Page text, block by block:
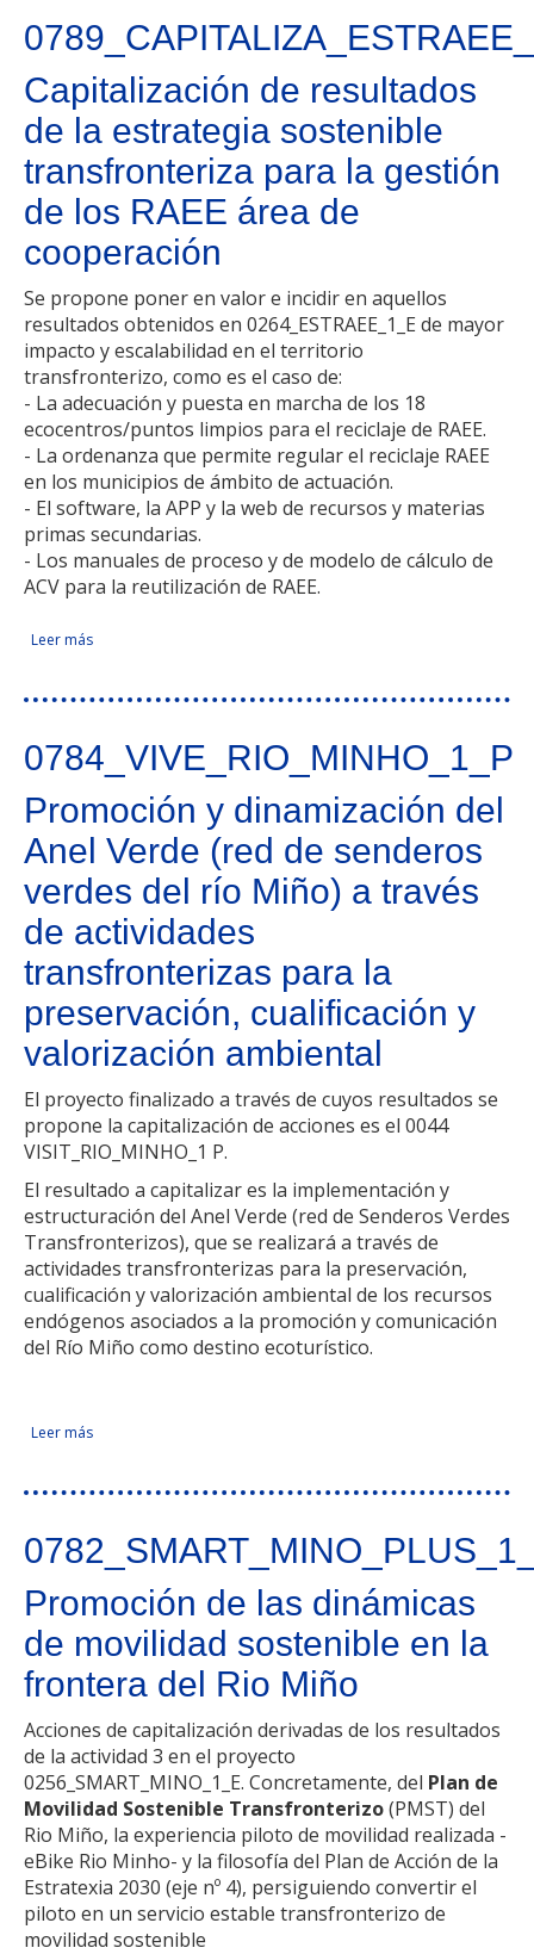
Capitalización de resultados
de la estrategia sostenible
transfronteriza para la gestión
de los RAEE área de
cooperación
Se propone poner en valor e incidir en aquellos
resultados obtenidos en 0264_ESTRAEE_1_E de mayor
impacto y escalabilidad en el territorio
transfronterizo, como es el caso de:
- La adecuación y puesta en marcha de los 18
ecocentros/puntos limpios para el reciclaje de RAEE.
- La ordenanza que permite regular el reciclaje RAEE
en los municipios de ámbito de actuación.
- El software, la APP y la web de recursos y materias
primas secundarias.
- Los manuales de proceso y de modelo de cálculo de
ACV para la reutilización de RAEE.
Leer más
0784_VIVE_RIO_MINHO_1_P
Promoción y dinamización del
Anel Verde (red de senderos
verdes del río Miño) a través
de actividades
transfronterizas para la
preservación, cualificación y
valorización ambiental
El proyecto finalizado a través de cuyos resultados se
propone la capitalización de acciones es el 0044
VISIT_RIO_MINHO_1 P.
El resultado a capitalizar es la implementación y
estructuración del Anel Verde (red de Senderos Verdes
Transfronterizos), que se realizará a través de
actividades transfronterizas para la preservación,
cualificación y valorización ambiental de los recursos
endógenos asociados a la promoción y comunicación
del Río Miño como destino ecoturístico.
Leer más
valorización ambiental
Promoción de las dinámicas
de movilidad sostenible en la
frontera del Rio Miño
Acciones de capitalización derivadas de los resultados
de la actividad 3 en el proyecto
0256_SMART_MINO_1_E. Concretamente, del Plan de
Movilidad Sostenible Transfronterizo(PMST) del
Rio Miño, la experiencia piloto de movilidad realizada -
eBike Rio Minho- y la filosofía del Plan de Acción de la
Estratexia 2030 (eje nº 4), persiguiendo convertir el
piloto en un servicio estable transfronterizo de
movilidad sostenible